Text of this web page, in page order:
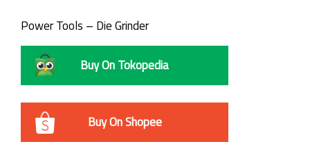
Power Tools – Die Grinder
Buy On Tokopedia
Buy On Shopee